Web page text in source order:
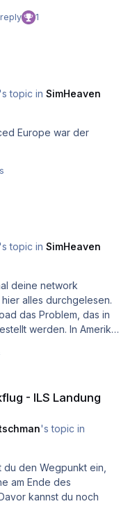
1
's topic in SimHeaven
's topic in SimHeaven
alles durchgelesen.
das Problem, das in
In Amerika
Scenery deaktiviert.
- ILS Landung
's topic in
den Wegpunkt ein,
am Ende des
kannst du noch